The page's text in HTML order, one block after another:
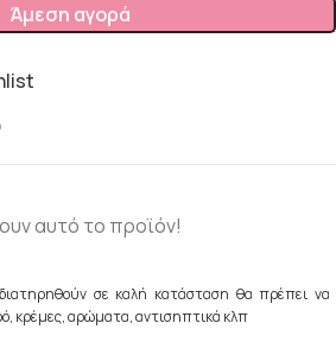
Άμεση αγορά
αυτό το προϊόν!
σε καλή κατάσταση θα πρέπει να
κρέμες, αρώματα, αντισηπτικά κλπ